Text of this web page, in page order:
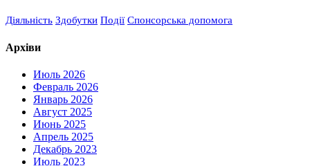
Діяльність Здобутки Події Спонсорська допомога
Архіви
Июль 2026
Февраль 2026
Январь 2026
Август 2025
Июнь 2025
Апрель 2025
Декабрь 2023
Июль 2023